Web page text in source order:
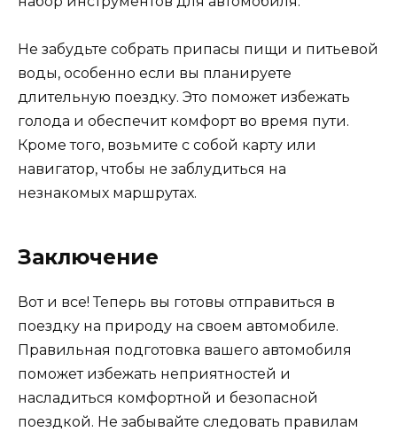
Не забудьте собрать припасы пищи и питьевой
воды, особенно если вы планируете
длительную поездку. Это поможет избежать
голода и обеспечит комфорт во время пути.
Кроме того, возьмите с собой карту или
навигатор, чтобы не заблудиться на
незнакомых маршрутах.
Заключение
Вот и все! Теперь вы готовы отправиться в
поездку на природу на своем автомобиле.
Правильная подготовка вашего автомобиля
поможет избежать неприятностей и
насладиться комфортной и безопасной
поездкой. Не забывайте следовать правилам